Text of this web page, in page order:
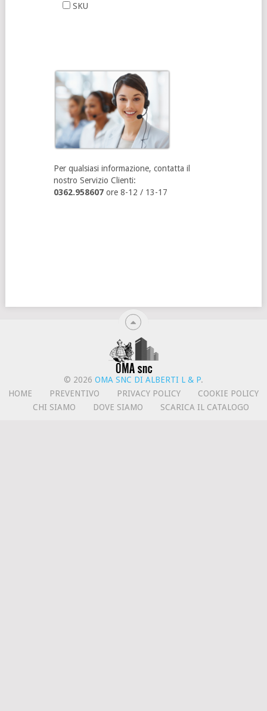
SKU
Per qualsiasi informazione, contatta il
nostro Servizio Clienti:
0362.958607ore 8-12 / 13-17
© 2026 OMA SNC DI ALBERTI L & P.
HOME
PREVENTIVO PRIVACY POLICY
COOKIE POLICY
CHI SIAMO
DOVE SIAMO SCARICA IL CATALOGO